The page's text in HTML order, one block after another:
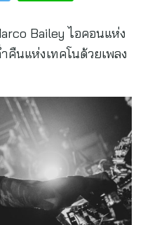
Bailey ไอคอนแห่ง
คืนแห่งเทคโนด้วยเพลง